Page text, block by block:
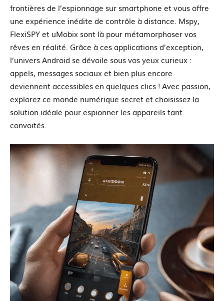
frontières de l’espionnage sur smartphone et vous offre
une expérience inédite de contrôle à distance. Mspy,
FlexiSPY et uMobix sont là pour métamorphoser vos
rêves en réalité. Grâce à ces applications d’exception,
l’univers Android se dévoile sous vos yeux curieux :
appels, messages sociaux et bien plus encore
deviennent accessibles en quelques clics ! Avec passion,
explorez ce monde numérique secret et choisissez la
solution idéale pour espionner les appareils tant
convoités.